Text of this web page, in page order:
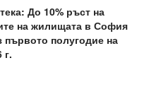
До 10% ръст на
на жилищата в София
първото полугодие на
г.